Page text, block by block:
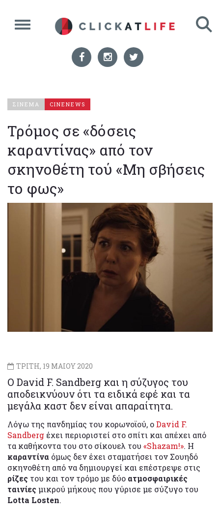
ΣΙΝΕΜΑ CINENEWS
Τρόμος σε «δόσεις
καραντίνας» από τον
σκηνοθέτη τού «Μη σβήσεις
το φως»
ΤΡΙΤΗ, 19 ΜΑΙΟΥ 2020
Ο David F. Sandberg και η σύζυγος του
αποδεικνύουν ότι τα ειδικά εφέ και τα
μεγάλα καστ δεν είναι απαραίτητα.
Λόγω της πανδημίας του κορωνοϊού, οDavid F.
Sandberg έχει περιοριστεί στο σπίτι και απέχει από
τα καθήκοντα του στο σίκουελ του «Shazam!». Η
καραντίνα όμως δεν έχει σταματήσει τον Σουηδό
σκηνοθέτη από να δημιουργεί και επέστρεψε στις
ρίζες του και τον τρόμο με δύο ατμοσφαιρικές
ταινίεςμικρού μήκους που γύρισε με σύζυγο του
Lotta Losten.